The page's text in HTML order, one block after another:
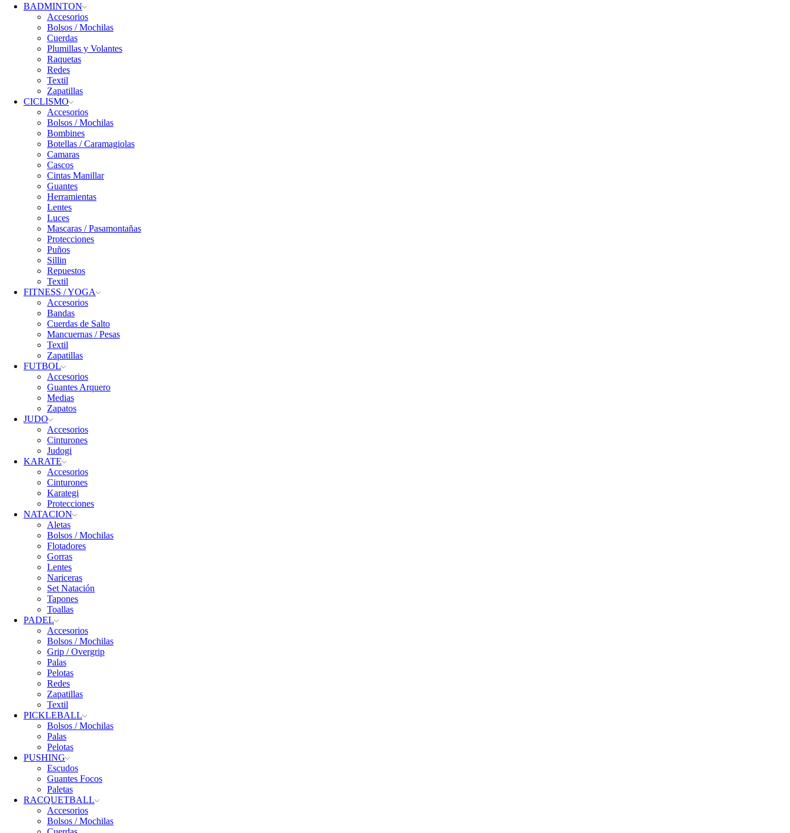
BADMINTON
Accesorios
Bolsos / Mochilas
Cuerdas
Plumillas y Volantes
Raquetas
Redes
Textil
Zapatillas
CICLISMO
Accesorios
Bolsos / Mochilas
Bombines
Botellas / Caramagiolas
Camaras
Cascos
Cintas Manillar
Guantes
Herramientas
Lentes
Luces
Mascaras / Pasamontañas
Protecciones
Puños
Sillin
Repuestos
Textil
FITNESS / YOGA
Accesorios
Bandas
Cuerdas de Salto
Mancuernas / Pesas
Textil
Zapatillas
FUTBOL
Accesorios
Guantes Arquero
Medias
Zapatos
JUDO
Accesorios
Cinturones
Judogi
KARATE
Accesorios
Cinturones
Karategi
Protecciones
NATACION
Aletas
Bolsos / Mochilas
Flotadores
Gorras
Lentes
Nariceras
Set Natación
Tapones
Toallas
PADEL
Accesorios
Bolsos / Mochilas
Grip / Overgrip
Palas
Pelotas
Redes
Zapatillas
Textil
PICKLEBALL
Bolsos / Mochilas
Palas
Pelotas
PUSHING
Escudos
Guantes Focos
Paletas
RACQUETBALL
Accesorios
Bolsos / Mochilas